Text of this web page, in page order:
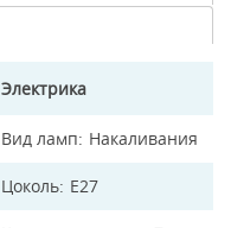
Электрика
Вид ламп Накаливания
Цоколь E27